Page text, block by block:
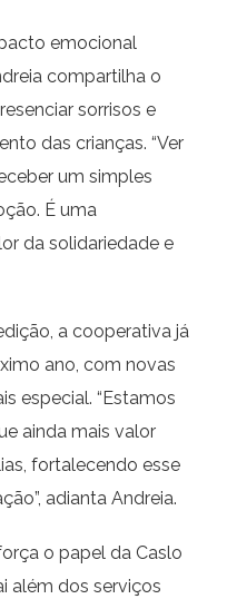
emocional
compartilha o
sorrisos e
das crianças. “Ver
um simples
É uma
da solidariedade e
a cooperativa já
ano, com novas
especial. “Estamos
ainda mais valor
fortalecendo esse
adianta Andreia.
o papel da Caslo
além dos serviços